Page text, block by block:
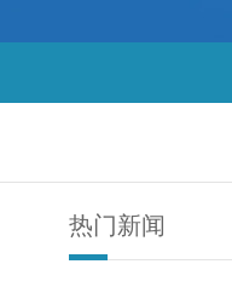
热门新闻